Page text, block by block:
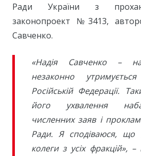
Ради України з
законопроект №3413,
Савченко.
«Надія Савченко –
незаконно
Російській Федерації.
його ухвалення
численних заяв і
Ради. Я сподіваюся, що
колеги з усіх фракцій»,